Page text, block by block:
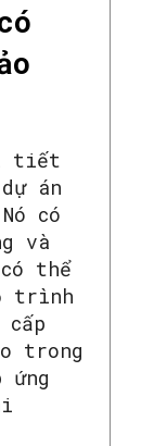
tiết
án
có
và
thể
trình
cấp
trong
ứng